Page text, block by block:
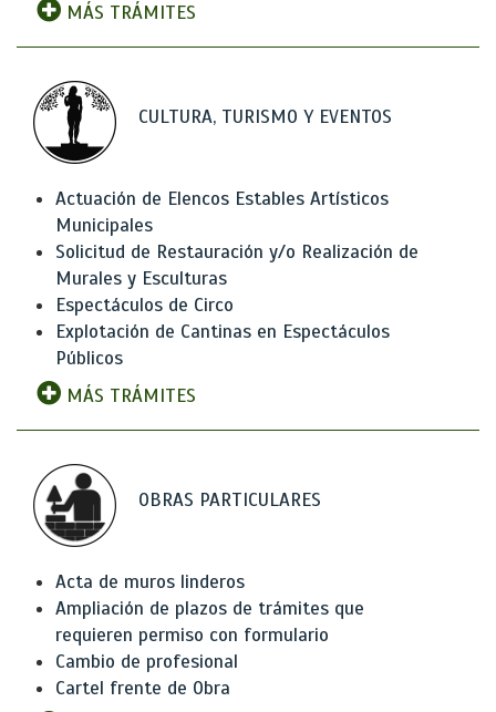
MÁS TRÁMITES
CULTURA, TURISMO Y EVENTOS
Actuación de Elencos Estables Artísticos
Municipales
Solicitud de Restauración y/o Realización de
Murales y Esculturas
Espectáculos de Circo
Explotación de Cantinas en Espectáculos
Públicos
MÁS TRÁMITES
OBRAS PARTICULARES
Acta de muros linderos
Ampliación de plazos de trámites que
requieren permiso con formulario
Cambio de profesional
Cartel frente de Obra